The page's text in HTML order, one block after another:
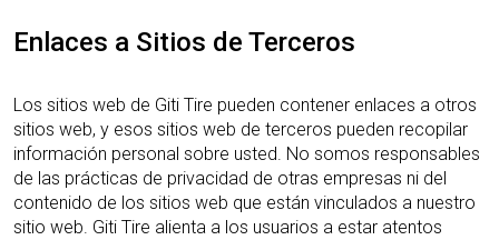
Enlaces a Sitios de Terceros
Los sitios web de Giti Tire pueden contener enlaces a otros
sitios web, y esos sitios web de terceros pueden recopilar
información personal sobre usted. No somos responsables
de las prácticas de privacidad de otras empresas ni del
contenido de los sitios web que están vinculados a nuestro
sitio web. Giti Tire alienta a los usuarios a estar atentos